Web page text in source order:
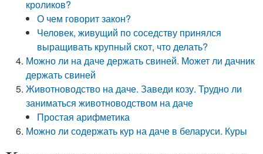
кроликов?
О чем говорит закон?
Человек, живущий по соседству принялся
выращивать крупный скот, что делать?
Можно ли на даче держать свиней. Может ли дачник
держать свиней
Животноводство на даче. Заведи козу. Трудно ли
заниматься животноводством на даче
Простая арифметика
Можно ли содержать кур на даче в беларуси. Куры